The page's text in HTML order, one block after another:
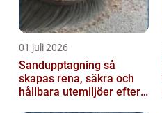
01 juli 2026
Sandupptagning så
skapas rena, säkra och
hållbara utemiljöer efter